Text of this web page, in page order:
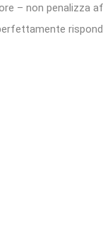
– non penalizza